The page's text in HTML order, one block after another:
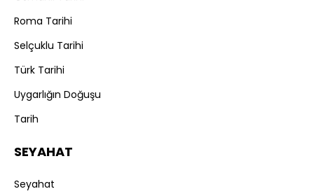
Roma Tarihi
Selçuklu Tarihi
Türk Tarihi
Uygarlığın Doğuşu
Tarih
SEYAHAT
Seyahat